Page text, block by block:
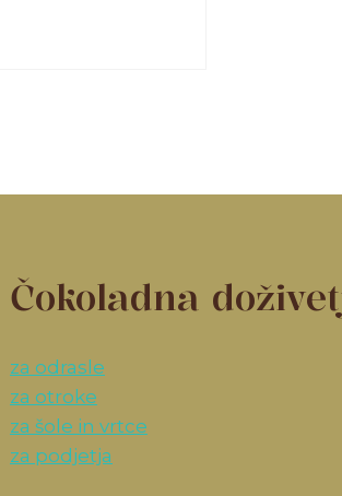
Čokoladna
za odrasle
za otroke
za šole in vrtce
za podjetja